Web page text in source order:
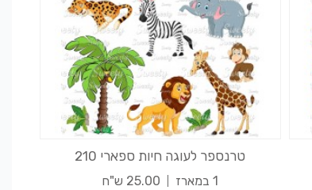
טרנספר לעוגה חיות ספארי 210
1 במארז 25.00 ש"ח